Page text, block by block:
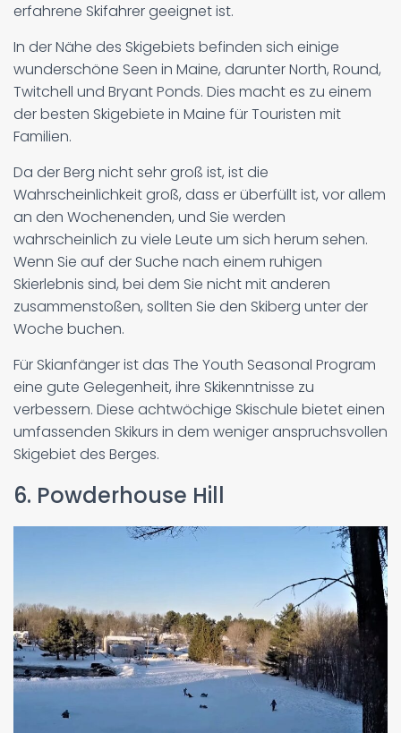
erfahrene Skifahrer geeignet ist.
In der Nähe des Skigebiets befinden sich einige
wunderschöne Seen in Maine, darunter North, Round,
Twitchell und Bryant Ponds. Dies macht es zu einem
der besten Skigebiete in Maine für Touristen mit
Familien.
Da der Berg nicht sehr groß ist, ist die
Wahrscheinlichkeit groß, dass er überfüllt ist, vor allem
an den Wochenenden, und Sie werden
wahrscheinlich zu viele Leute um sich herum sehen.
Wenn Sie auf der Suche nach einem ruhigen
Skierlebnis sind, bei dem Sie nicht mit anderen
zusammenstoßen, sollten Sie den Skiberg unter der
Woche buchen.
Für Skianfänger ist das The Youth Seasonal Program
eine gute Gelegenheit, ihre Skikenntnisse zu
verbessern. Diese achtwöchige Skischule bietet einen
umfassenden Skikurs in dem weniger anspruchsvollen
Skigebiet des Berges.
6. Powderhouse Hill